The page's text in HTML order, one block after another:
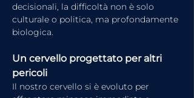
decisionali, la difficoltà non è solo
culturale o politica, ma profondamente
biologica.
Un cervello progettato per altri
pericoli
Il nostro cervello si è evoluto per